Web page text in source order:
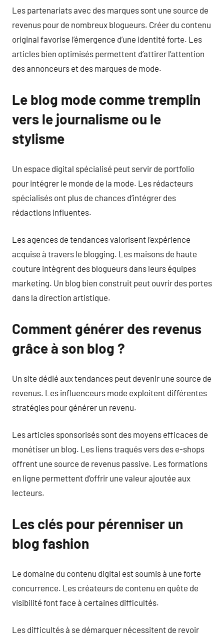
Les partenariats avec des marques sont une source de
revenus pour de nombreux blogueurs. Créer du contenu
original favorise l’émergence d’une identité forte. Les
articles bien optimisés permettent d’attirer l’attention
des annonceurs et des marques de mode.
Le blog mode comme tremplin
vers le journalisme ou le
stylisme
Un espace digital spécialisé peut servir de portfolio
pour intégrer le monde de la mode. Les rédacteurs
spécialisés ont plus de chances d’intégrer des
rédactions influentes.
Les agences de tendances valorisent l’expérience
acquise à travers le blogging. Les maisons de haute
couture intègrent des blogueurs dans leurs équipes
marketing. Un blog bien construit peut ouvrir des portes
dans la direction artistique.
Comment générer des revenus
grâce à son blog ?
Un site dédié aux tendances peut devenir une source de
revenus. Les influenceurs mode exploitent différentes
stratégies pour générer un revenu.
Les articles sponsorisés sont des moyens efficaces de
monétiser un blog. Les liens traqués vers des e-shops
offrent une source de revenus passive. Les formations
en ligne permettent d’offrir une valeur ajoutée aux
lecteurs.
Les clés pour pérenniser un
blog fashion
Le domaine du contenu digital est soumis à une forte
concurrence. Les créateurs de contenu en quête de
visibilité font face à certaines difficultés.
Les difficultés à se démarquer nécessitent de revoir